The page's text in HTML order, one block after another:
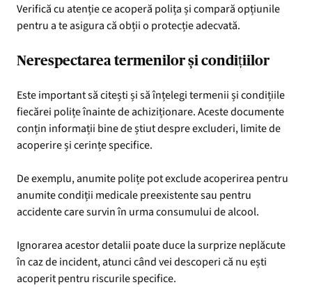
Verifică cu atenție ce acoperă polița și compară opțiunile
pentru a te asigura că obții o protecție adecvată.
Nerespectarea termenilor și condițiilor
Este important să citești și să înțelegi termenii și condițiile
fiecărei polițe înainte de achiziționare. Aceste documente
conțin informații bine de știut despre excluderi, limite de
acoperire și cerințe specifice.
De exemplu, anumite polițe pot exclude acoperirea pentru
anumite condiții medicale preexistente sau pentru
accidente care survin în urma consumului de alcool.
Ignorarea acestor detalii poate duce la surprize neplăcute
în caz de incident, atunci când vei descoperi că nu ești
acoperit pentru riscurile specifice.